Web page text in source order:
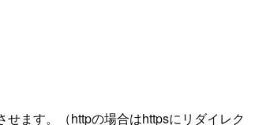
せます。（httpの場合はhttpsにリダイレク